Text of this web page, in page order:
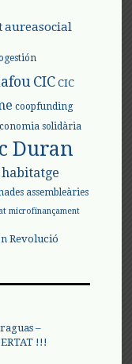
aureasocial
CIC CIC
coopfunding
solidària
Duran
habitatge
assembleàries
microfinançament
Revolució
–
!!!